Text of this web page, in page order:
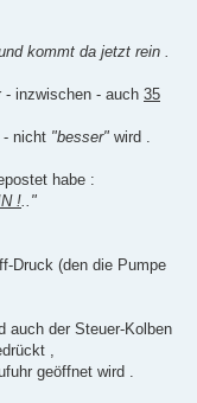
kommt da jetzt rein .
- inzwischen - auch 35
- nicht "besser" wird .
habe :
! .."
Druck (den die Pumpe
auch der Steuer-Kolben
,
geöffnet wird .